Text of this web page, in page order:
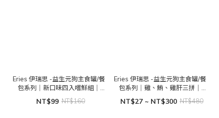
Eries 伊瑞思 -益生元狗主食罐/餐
包系列｜新口味四入嚐鮮組｜
85g*4
NT$99 NT$160
Eries 伊瑞思 -益生元狗主食罐/餐
包系列｜雞、鮪、雞肝三拼｜
85g
NT$27 ~ NT$300 NT$480